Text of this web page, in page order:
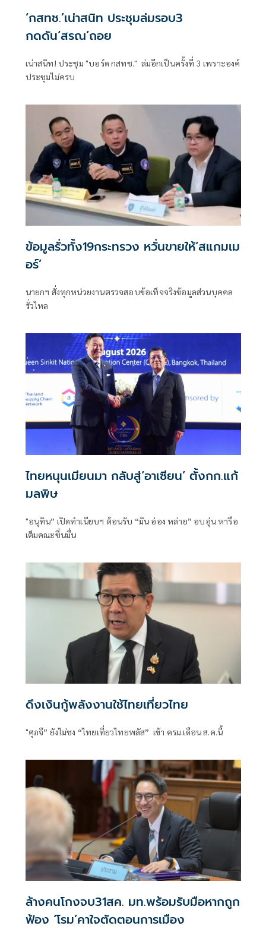
‘กสทช.’เน่าสนิท ประชุมล่มรอบ3
กดดัน‘สรณ’ถอย
เน่าสนิท! ประชุม "บอร์ด กสทช." ล่มอีกเป็นครั้งที่ 3 เพราะองค์
ประชุมไม่ครบ
ข้อมูลรั่วทั้ง19กระทรวง หวั่นขายให้‘สแกมเม
อร์’
นายกฯ สั่งทุกหน่วยงานตรวจสอบข้อเท็จจริงข้อมูลส่วนบุคคล
รั่วไหล
ไทยหนุนเมียนมา กลับสู่‘อาเซียน’ ตั้งกก.แก้
มลพิษ
"อนุทิน” เปิดทำเนียบฯ ต้อนรับ “มิน อ่อง หล่าย” อบอุ่น หารือ
เต็มคณะชื่นมื่น
ดึงเงินกู้พลังงานใช้ไทยเที่ยวไทย
"ศุภจี” ยังไม่ชง “ไทยเที่ยวไทยพลัส” เข้า ครม.เดือน ส.ค.นี้
ล้างคนโกงจบ31สค. มท.พร้อมรับมือหากถูก
ฟ้อง ‘โรม’คาใจตัดตอนการเมือง